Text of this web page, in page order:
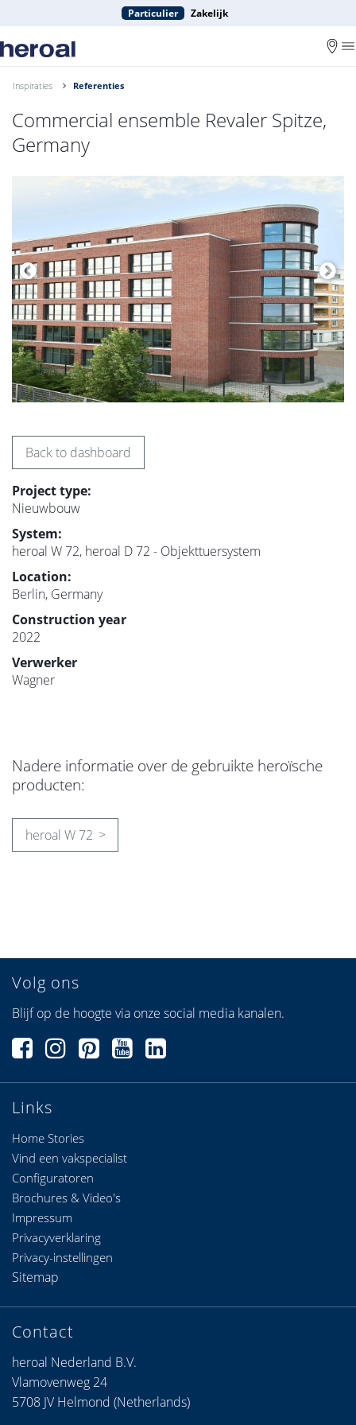
Particulier Zakelijk
Inspiraties Referenties
Commercial ensemble Revaler Spitze,
Germany
Back to dashboard
Project type:
Nieuwbouw
System:
heroal W 72, heroal D 72 - Objekttuersystem
Location:
Berlin, Germany
Construction year
2022
Verwerker
Wagner
Nadere informatie over de gebruikte heroïsche
producten:
heroal W 72
Links
Home Stories
Vind een vakspecialist
Configuratoren
Brochures & Video's
Volg ons
Blijf op de hoogte via onze social media kanalen.
Contact
heroal Nederland B.V.
Vlamovenweg 24
5708 JV Helmond (Netherlands)
Impressum
Privacyverklaring
Privacy-instellingen
Sitemap